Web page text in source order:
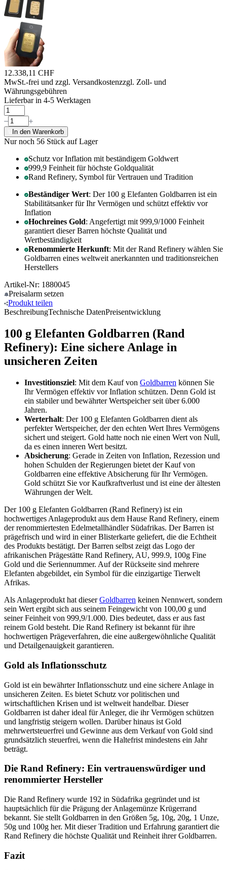
12.338,11 CHF
MwSt.-frei und zzgl. Versandkostenzzgl. Zoll- und
Währungsgebühren
Lieferbar in 4-5 Werktagen
In den Warenkorb
Nur noch 56 Stück auf Lager
Schutz vor Inflation mit beständigem Goldwert
999,9 Feinheit für höchste Goldqualität
Rand Refinery, Symbol für Vertrauen und Tradition
Beständiger Wert: Der 100 g Elefanten Goldbarren ist ein
Stabilitätsanker für Ihr Vermögen und schützt effektiv vor
Inflation
Hochreines Gold: Angefertigt mit 999,9/1000 Feinheit
garantiert dieser Barren höchste Qualität und
Wertbeständigkeit
Renommierte Herkunft: Mit der Rand Refinery wählen Sie
Goldbarren eines weltweit anerkannten und traditionsreichen
Herstellers
Artikel-Nr: 1880045
Preisalarm setzen
Produkt teilen
BeschreibungTechnische DatenPreisentwicklung
100 g Elefanten Goldbarren (Rand
Refinery): Eine sichere Anlage in
unsicheren Zeiten
Investitionsziel: Mit dem Kauf von Goldbarren können Sie
Ihr Vermögen effektiv vor Inflation schützen. Denn Gold ist
ein stabiler und bewährter Wertspeicher seit über 6.000
Jahren.
Werterhalt: Der 100 g Elefanten Goldbarren dient als
perfekter Wertspeicher, der den echten Wert Ihres Vermögens
sichert und steigert. Gold hatte noch nie einen Wert von Null,
da es einen inneren Wert besitzt.
Absicherung: Gerade in Zeiten von Inflation, Rezession und
hohen Schulden der Regierungen bietet der Kauf von
Goldbarren eine effektive Absicherung für Ihr Vermögen.
Gold schützt Sie vor Kaufkraftverlust und ist eine der ältesten
Währungen der Welt.
Der 100 g Elefanten Goldbarren (Rand Refinery) ist ein
hochwertiges Anlageprodukt aus dem Hause Rand Refinery, einem
der renommiertesten Edelmetallhändler Südafrikas. Der Barren ist
prägefrisch und wird in einer Blisterkarte geliefert, die die Echtheit
des Produkts bestätigt. Der Barren selbst zeigt das Logo der
afrikanischen Prägestätte Rand Refinery, AU, 999.9, 100g Fine
Gold und die Seriennummer. Auf der Rückseite sind mehrere
Elefanten abgebildet, ein Symbol für die einzigartige Tierwelt
Afrikas.
Als Anlageprodukt hat dieserGoldbarren keinen Nennwert, sondern
sein Wert ergibt sich aus seinem Feingewicht von 100,00 g und
seiner Feinheit von 999,9/1.000. Dies bedeutet, dass er aus fast
reinem Gold besteht. Die Rand Refinery ist bekannt für ihre
hochwertigen Prägeverfahren, die eine außergewöhnliche Qualität
und Detailgenauigkeit garantieren.
Gold als Inflationsschutz
Gold ist ein bewährter Inflationsschutz und eine sichere Anlage in
unsicheren Zeiten. Es bietet Schutz vor politischen und
wirtschaftlichen Krisen und ist weltweit handelbar. Dieser
Goldbarren ist daher ideal für Anleger, die ihr Vermögen schützen
und langfristig steigern wollen. Darüber hinaus ist Gold
mehrwertsteuerfrei und Gewinne aus dem Verkauf von Gold sind
grundsätzlich steuerfrei, wenn die Haltefrist mindestens ein Jahr
beträgt.
Die Rand Refinery: Ein vertrauenswürdiger und
renommierter Hersteller
Die Rand Refinery wurde 192 in Südafrika gegründet und ist
hauptsächlich für die Prägung der Anlagemünze Krügerrand
bekannt. Sie stellt Goldbarren in den Größen 5g, 10g, 20g, 1 Unze,
50g und 100g her. Mit dieser Tradition und Erfahrung garantiert die
Rand Refinery die höchste Qualität und Reinheit ihrer Goldbarren.
Fazit